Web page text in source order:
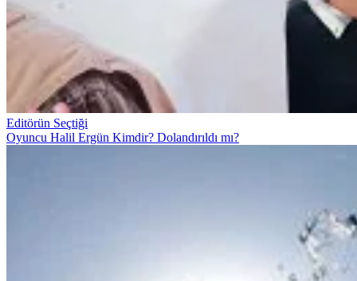
Editörün Seçtiği
Oyuncu Halil Ergün Kimdir? Dolandırıldı mı?